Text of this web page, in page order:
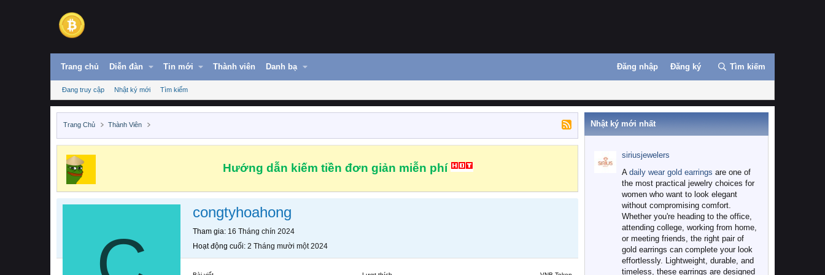
Trang chủ Diễn đàn Tin mới Thành viên Danh bạ Đăng nhập Đăng ký Tìm kiếm
Đang truy cập Nhật ký mới Tìm kiếm
Trang Chủ Thành Viên
Hướng dẫn kiếm tiền đơn giản miễn phí
congtyhoahong
Tham gia 16 Tháng chín 2024
Hoạt động cuối 2 Tháng mười một 2024
Nhật ký mới nhất
siriusjewelers
A daily wear gold earrings are one of
the most practical jewelry choices for
women who want to look elegant
without compromising comfort.
Whether you're heading to the office,
attending college, working from home,
or meeting friends, the right pair of
gold earrings can complete your look
effortlessly. Lightweight, durable, and
timeless, these earrings are designed